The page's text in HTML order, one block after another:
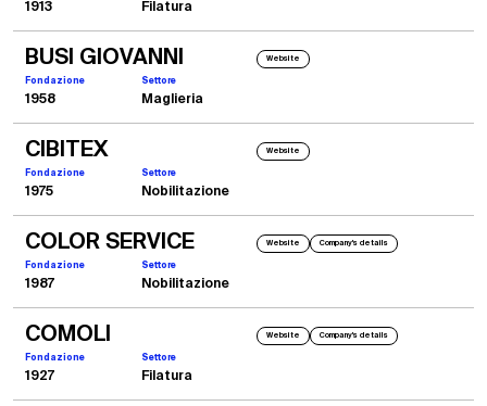
1913 Filatura
BUSI GIOVANNI Website
Fondazione Settore
1958 Maglieria
CIBITEX Website
Fondazione Settore
1975 Nobilitazione
COLOR SERVICE Website Company's details
Fondazione Settore
1987 Nobilitazione
COMOLI Website Company's details
Fondazione Settore
1927 Filatura